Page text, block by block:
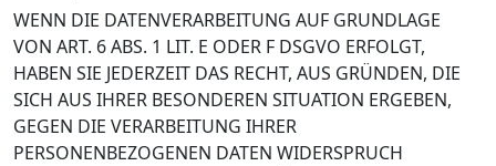
WENN DIE DATENVERARBEITUNG AUF GRUNDLAGE
VON ART. 6 ABS. 1 LIT. E ODER F DSGVO ERFOLGT,
HABEN SIE JEDERZEIT DAS RECHT, AUS GRÜNDEN, DIE
SICH AUS IHRER BESONDEREN SITUATION ERGEBEN,
GEGEN DIE VERARBEITUNG IHRER
PERSONENBEZOGENEN DATEN WIDERSPRUCH